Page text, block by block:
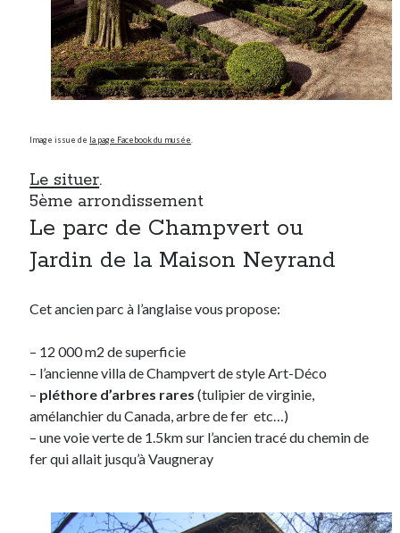
Image issue de la page Facebook du musée
Le situer.
5ème arrondissement
Le parc de Champvert ou
Jardin de la Maison Neyrand
Cet ancien parc à l’anglaise vous propose:
– 12 000 m2 de superficie
– l’ancienne villa de Champvert de style Art-Déco
– pléthore d’arbres rares (tulipier de virginie,
amélanchier du Canada, arbre de fer etc…)
– une voie verte de 1.5km sur l’ancien tracé du chemin de
fer qui allait jusqu’à Vaugneray